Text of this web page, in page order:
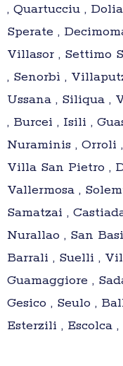
, Quartucciu ,
Sperate ,
Villasor , Settimo
, Senorbì ,
Ussana , Siliqua ,
, Burcei , Isili ,
Nuraminis , Orroli
Villa San Pietro ,
Vallermosa ,
Samatzai ,
Nurallao , San
Barrali , Suelli ,
Guamaggiore ,
Gesico , Seulo ,
Esterzili , Escolca